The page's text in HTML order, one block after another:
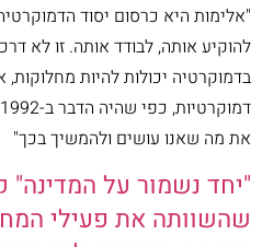
"אלימות היא כרסום יסוד
להוקיע אותה, לבודד אותה. זו לא
בדמוקרטיה יכולות להיות
את מה שאנו עושים ולהמשיך בכך"
"יחד נשמור על המדינה"
שהשוותה את פעילי